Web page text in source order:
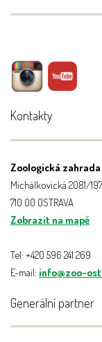
Kontakty
Zoologická
Michálkovická 2081/197
710 00 OSTRAVA
Zobrazit na mapě
Tel: +420 596 241 269
E-mail: info@zoo-
Generální partner